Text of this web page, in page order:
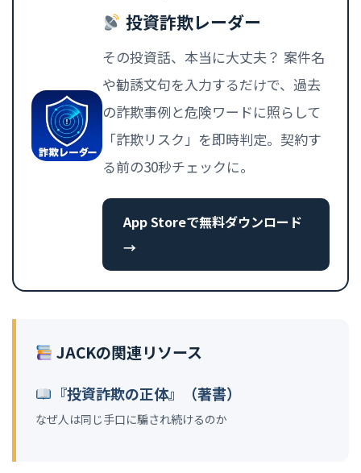
投資詐欺レーダー
その投資話、本当に大丈夫？ 案件名
や勧誘文句を入力するだけで、過去
の詐欺事例と危険ワードに照らして
「詐欺リスク」を即時判定。契約す
る前の30秒チェックに。
App Storeで無料ダウンロード
→
JACKの関連リソース
『投資詐欺の正体』（著書）
なぜ人は同じ手口に騙され続けるのか